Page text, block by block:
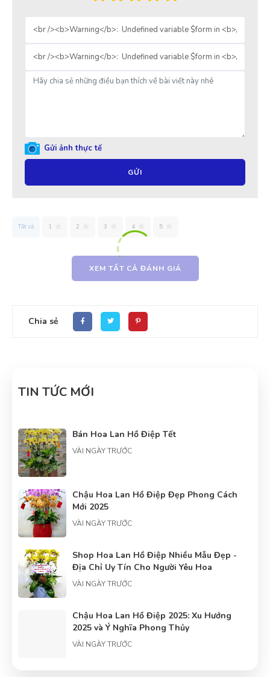
Gửi ảnh thực tế
GỬI
Tất cả 1 2 3 4 5
XEM TẤT CẢ ĐÁNH GIÁ
Chia sẻ
TIN TỨC MỚI
Bán Hoa Lan Hồ Điệp Tết
VÀI NGÀY TRƯỚC
Chậu Hoa Lan Hồ Điệp Đẹp Phong Cách
Mới 2025
VÀI NGÀY TRƯỚC
Shop Hoa Lan Hồ Điệp Nhiều Mẫu Đẹp -
Địa Chỉ Uy Tín Cho Người Yêu Hoa
VÀI NGÀY TRƯỚC
Chậu Hoa Lan Hồ Điệp 2025: Xu Hướng
2025 và Ý Nghĩa Phong Thủy
VÀI NGÀY TRƯỚC